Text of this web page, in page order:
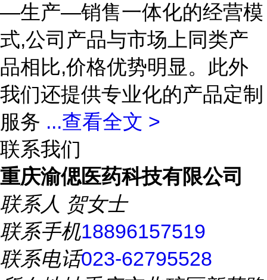
—生产—销售一体化的经营模
式,公司产品与市场上同类产
品相比,价格优势明显。此外
我们还提供专业化的产品定制
服务 ...查看全文 >
联系我们
重庆渝偲医药科技有限公司
联系人 贺女士
联系手机18896157519
联系电话023-62795528